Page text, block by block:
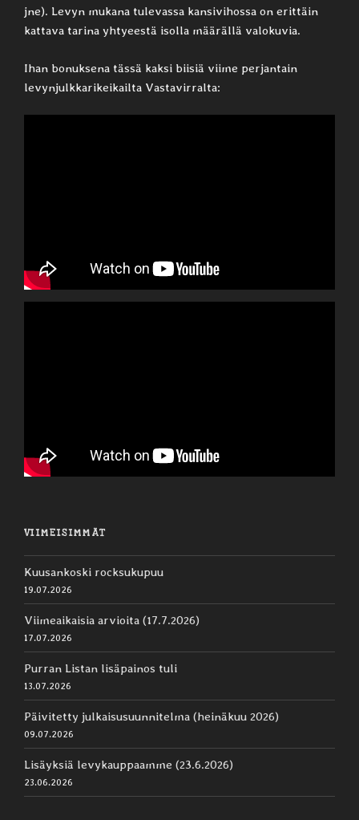
jne). Levyn mukana tulevassa kansivihossa on erittäin
kattava tarina yhtyeestä isolla määrällä valokuvia.
Ihan bonuksena tässä kaksi biisiä viime perjantain
levynjulkkarikeikailta Vastavirralta:
VIIMEISIMMÄT
Kuusankoski rocksukupuu
19.07.2026
Viimeaikaisia arvioita (17.7.2026)
17.07.2026
Purran Listan lisäpainos tuli
13.07.2026
Päivitetty julkaisusuunnitelma (heinäkuu 2026)
09.07.2026
Lisäyksiä levykauppaamme (23.6.2026)
23.06.2026